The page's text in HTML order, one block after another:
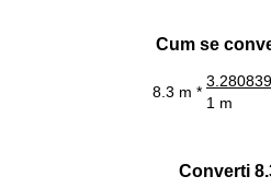
Cum se
8.3 m *
1 m
Converti